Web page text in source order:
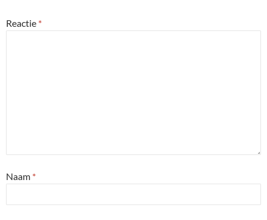
Reactie *
Naam *